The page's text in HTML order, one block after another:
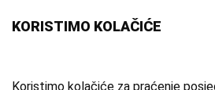
tehnika:
akvarel
vrijeme
1950. g.
KORISTIMO KOLAČIĆE
Koristimo kolačiće za praćenje